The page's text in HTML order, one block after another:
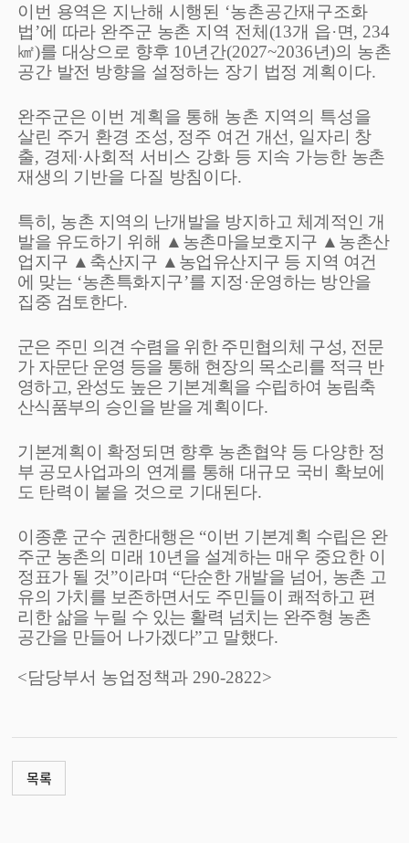
이번 용역은 지난해 시행된 ‘농촌공간재구조화
법’에 따라 완주군 농촌 지역 전체(13개 읍·면, 234
㎢)를 대상으로 향후 10년간(2027~2036년)의 농촌
공간 발전 방향을 설정하는 장기 법정 계획이다.
완주군은 이번 계획을 통해 농촌 지역의 특성을
살린 주거 환경 조성, 정주 여건 개선, 일자리 창
출, 경제·사회적 서비스 강화 등 지속 가능한 농촌
재생의 기반을 다질 방침이다.
특히, 농촌 지역의 난개발을 방지하고 체계적인 개
발을 유도하기 위해 ▲ 농촌마을보호지구 ▲ 농촌산
업지구 ▲ 축산지구 ▲ 농업유산지구 등 지역 여건
에 맞는 ‘농촌특화지구’를 지정 ·운영하는 방안을
집중 검토한다.
군은 주민 의견 수렴을 위한 주민협의체 구성, 전문
가 자문단 운영 등을 통해 현장의 목소리를 적극 반
영하고, 완성도 높은 기본계획을 수립하여 농림축
산식품부의 승인을 받을 계획이다.
기본계획이 확정되면 향후 농촌협약 등 다양한 정
부 공모사업과의 연계를 통해 대규모 국비 확보에
도 탄력이 붙을 것으로 기대된다.
이종훈 군수 권한대행은 “이번 기본계획 수립은 완
주군 농촌의 미래 10년을 설계하는 매우 중요한 이
정표가 될 것”이라며 “단순한 개발을 넘어, 농촌 고
유의 가치를 보존하면서도 주민들이 쾌적하고 편
리한 삶을 누릴 수 있는 활력 넘치는 완주형 농촌
공간을 만들어 나가겠다”고 말했다.
<담당부서 농업정책과 290-2822>
목록